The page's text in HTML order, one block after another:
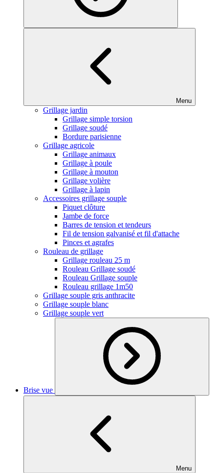
Menu
Grillage jardin
Grillage simple torsion
Grillage soudé
Bordure parisienne
Grillage agricole
Grillage animaux
Grillage à poule
Grillage à mouton
Grillage volière
Grillage à lapin
Accessoires grillage souple
Piquet clôture
Jambe de force
Barres de tension et tendeurs
Fil de tension galvanisé et fil d'attache
Pinces et agrafes
Rouleau de grillage
Grillage rouleau 25 m
Rouleau Grillage soudé
Rouleau Grillage souple
Rouleau grillage 1m50
Grillage souple gris anthracite
Grillage souple blanc
Grillage souple vert
Brise vue
Menu